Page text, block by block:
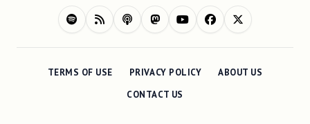
ABOUT US
PRIVACY POLICY
TERMS OF USE
CONTACT US